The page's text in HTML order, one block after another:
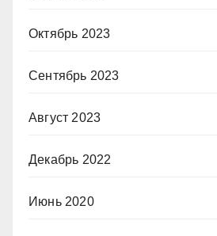
Октябрь 2023
Сентябрь 2023
Август 2023
Декабрь 2022
Июнь 2020